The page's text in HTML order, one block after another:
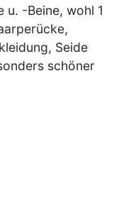
-Beine, wohl 1
Seide
schöner